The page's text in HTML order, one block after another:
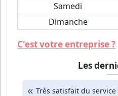
Samedi
Dimanche
C'est votre entreprise ?
Les
Très satisfait du